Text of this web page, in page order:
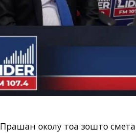
Прашан околу тоа зошто